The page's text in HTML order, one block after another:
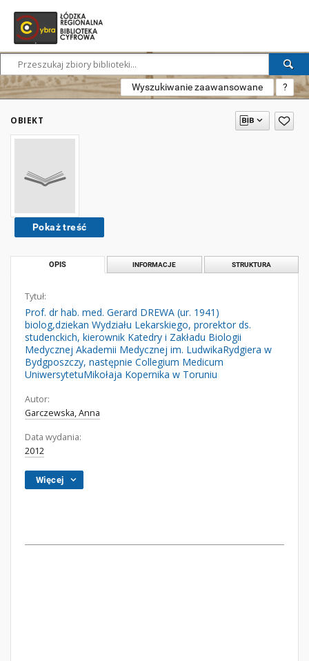
Wyszukiwanie zaawansowane ?
OBIEKT
Pokaż treść
OPIS INFORMACJE STRUKTURA
Tytuł:
Prof. dr hab. med. Gerard DREWA (ur. 1941)
biolog,dziekan Wydziału Lekarskiego, prorektor ds.
studenckich, kierownik Katedry i Zakładu Biologii
Medycznej Akademii Medycznej im. LudwikaRydgiera w
Bydgposzczy, następnie Collegium Medicum
UniwersytetuMikołaja Kopernika w Toruniu
Autor:
Garczewska, Anna
Data wydania:
2012
Więcej